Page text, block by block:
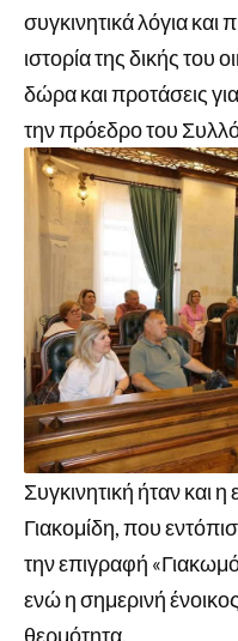
συγκινητικά λόγια
ιστορία της δικής του
δώρα και προτάσεις
την πρόεδρο του
Συγκινητική ήταν και
Γιακομίδη, που
την επιγραφή
ενώ η σημερινή
θερμότητα.